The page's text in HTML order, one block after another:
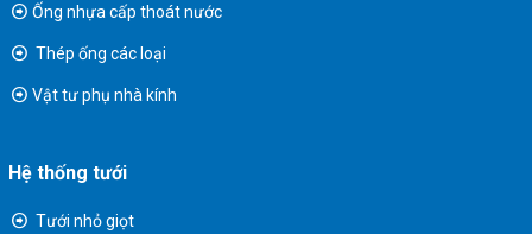
Ống nhựa cấp thoát nước
Thép ống các loại
Vật tư phụ nhà kính
Hệ thống tưới
Tưới nhỏ giọt